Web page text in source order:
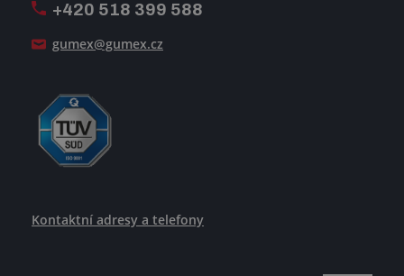
+420 518 399 588
gumex@gumex.cz
Kontaktní adresy a telefony